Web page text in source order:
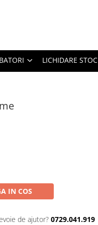
LICHIDARE STOC
IN COS
de ajutor? 0729.041.919